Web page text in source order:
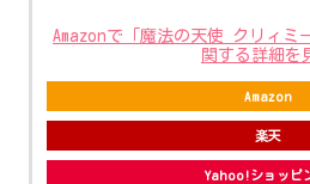
Amazonで「魔法の天使 クリィ
関する詳細を
Amazon
楽天
Yahoo!ショッピ